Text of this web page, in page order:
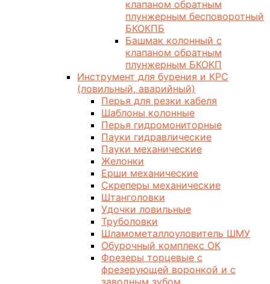
клапаном обратным
плунжерным бесповоротный
БКОКПБ
Башмак колонный с
клапаном обратным
плунжерным БКОКП
Инструмент для бурения и КРС
(ловильный, аварийный)
Перья для резки кабеля
Шаблоны колонные
Перья гидромониторные
Пауки гидравлические
Пауки механические
Желонки
Ерши механические
Скреперы механические
Штанголовки
Удочки ловильные
Труболовки
Шламометаллоуловитель ШМУ
Обурочный комплекс ОК
Фрезеры торцевые с
фрезерующей воронкой и с